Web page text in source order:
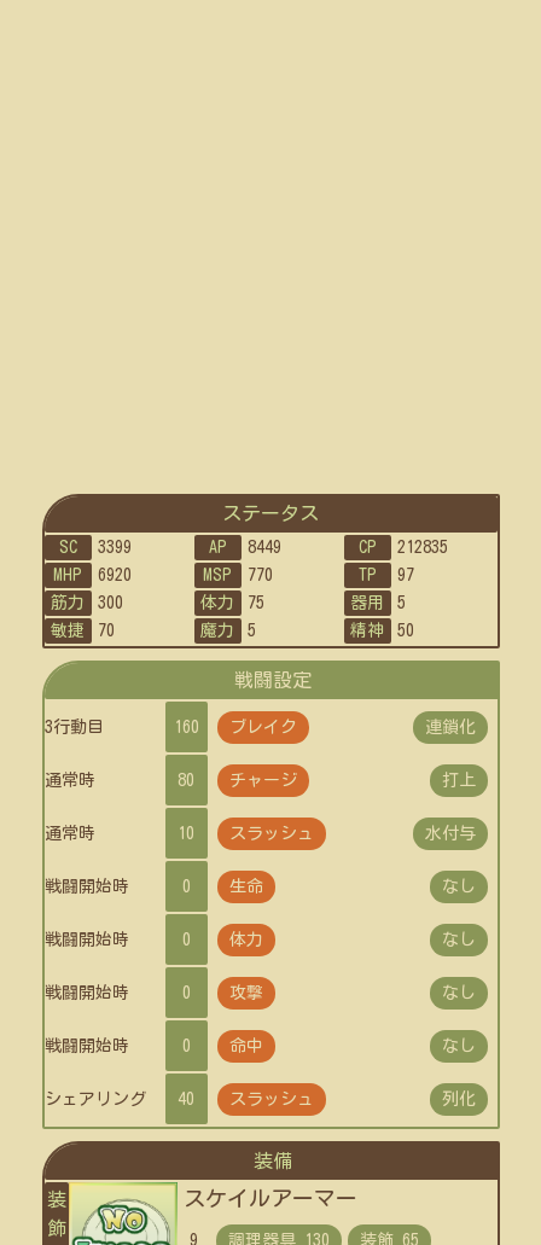
ステータス
SC 3399 AP 8449 CP
212835
MHP
6920 MSP 770 TP
97
筋力
300 体力 75 器用
5
敏捷
70 魔力 5 精神 50
戦闘設定
3行動目 160 ブレイク 連鎖化
通常時 80 チャージ 打上
通常時 10 スラッシュ 水付与
戦闘開始時 0 生命 なし
戦闘開始時 0 体力 なし
戦闘開始時 0 攻撃 なし
戦闘開始時 0 命中 なし
シェアリング 40 スラッシュ 列化
装備
装
飾
スケイルアーマー
9